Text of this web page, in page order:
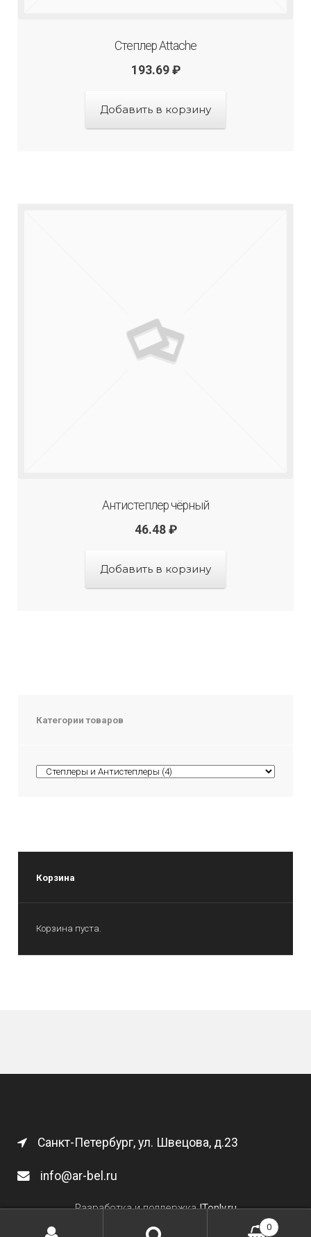
Степлер Attache
193.69 ₽
Добавить в корзину
Антистеплер чёрный
46.48 ₽
Добавить в корзину
Категории товаров
Корзина
Корзина пуста.
Санкт-Петербург, ул. Швецова, д.23
info@ar-bel.ru
Разработка и поддержкаITonly.ru
0